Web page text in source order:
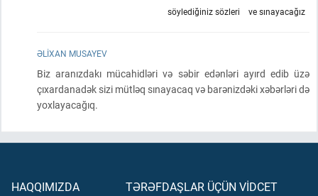
ve sınayacağız
söylediğiniz sözleri
ƏLIXAN MUSAYEV
Biz aranızdakı mücahidləri və səbir edənləri ayırd edib üzə
çıxardanadək sizi mütləq sınayacaq və barənizdəki xəbərləri də
yoxlayacağıq.
HAQQIMIZDA
TƏRƏFDAŞLAR ÜÇÜN VİDCET